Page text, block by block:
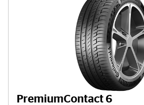
PremiumContact 6